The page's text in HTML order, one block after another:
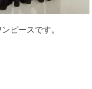
ピースです。